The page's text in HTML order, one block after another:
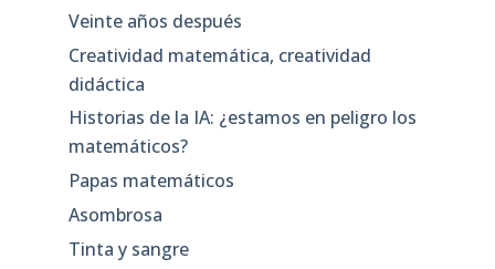
Veinte años después
Creatividad matemática, creatividad
didáctica
Historias de la IA: ¿estamos en peligro los
matemáticos?
Papas matemáticos
Asombrosa
Tinta y sangre